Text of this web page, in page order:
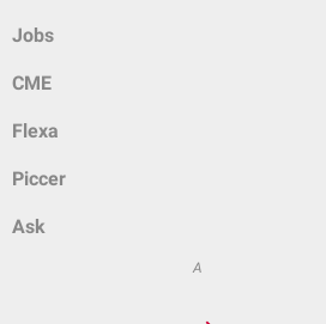
Jobs
CME
Flexa
Piccer
Ask
A